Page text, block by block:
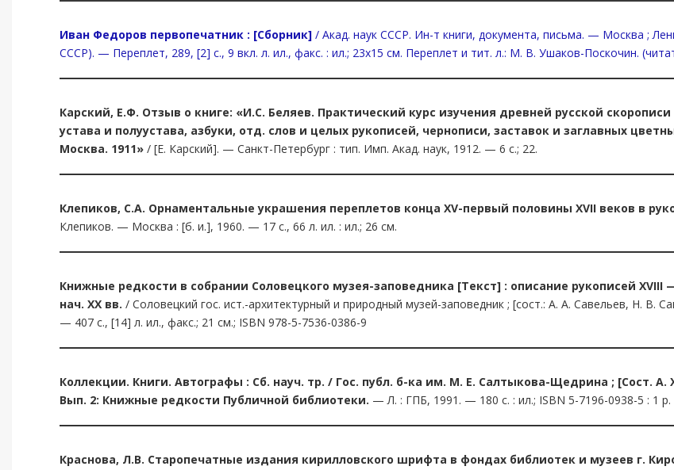
Иван Федоров первопечатник : [Сборник] / Акад. наук СССР. Ин-т книги, документа, письма. — Москва ;
СССР). — Переплет, 289, [2] с., 9 вкл. л. ил., факс. : ил.; 23х15 см. Переплет и тит. л.: М. В. Ушаков-Поскочин.
Карский, Е.Ф. Отзыв о книге: «И.С. Беляев. Практический курс изучения древней русской
устава и полуустава, азбуки, отд. слов и целых рукописей, чернописи, заставок и заглавных
Москва. 1911» / [Е. Карский]. — Санкт-Петербург : тип. Имп. Акад. наук, 1912. — 6 с.; 22.
Клепиков, С.А. Орнаментальные украшения переплетов конца XV-первый половины XVII веков в
Клепиков. — Москва : [б. и.], 1960. — 17 с., 66 л. ил. : ил.; 26 см.
Книжные редкости в собрании Соловецкого музея-заповедника [Текст] : описание рукописей
нач. XX вв. / Соловецкий гос. ист.-архитектурный и природный музей-заповедник ; [сост.: А. А. Савельев, Н. В.
— 407 с., [14] л. ил., факс.; 21 см.; ISBN 978-5-7536-0386-9
Коллекции. Книги. Автографы : Сб. науч. тр. / Гос. публ. б-ка им. М. Е. Салтыкова-Щедрина ; [Сост. А.
Вып. 2: Книжные редкости Публичной библиотеки. — Л. : ГПБ, 1991. — 180 с. : ил.; ISBN 5-7196-0938-5 : 1 р.
Краснова, Л.В. Старопечатные издания кирилловского шрифта в фондах библиотек и музеев г.